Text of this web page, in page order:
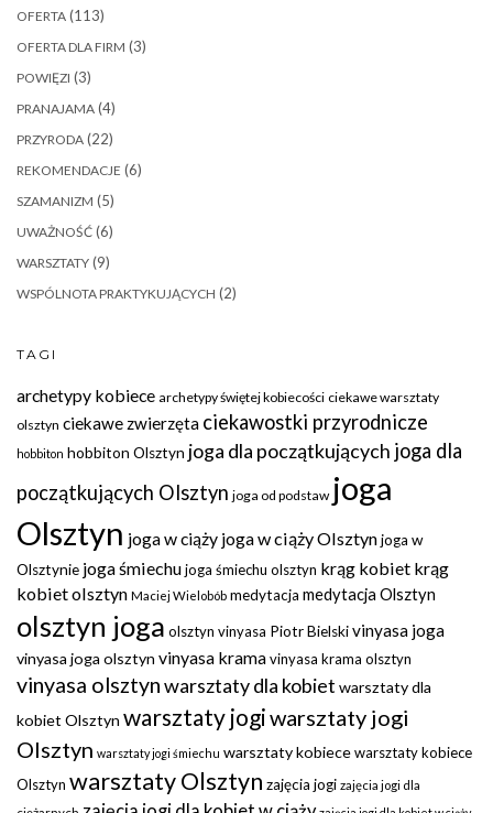
OFERTA (113)
OFERTA DLA FIRM (3)
POWIĘZI (3)
PRANAJAMA (4)
PRZYRODA (22)
REKOMENDACJE (6)
SZAMANIZM (5)
UWAŻNOŚĆ (6)
WARSZTATY (9)
WSPÓLNOTA PRAKTYKUJĄCYCH (2)
TAGI
archetypy kobiece archetypy świętej kobiecości ciekawe warsztaty
olsztyn ciekawe zwierzęta ciekawostki przyrodnicze
hobbiton hobbiton Olsztyn joga dla początkujących joga dla
początkujących Olsztyn joga od podstaw joga
Olsztyn joga w ciąży joga w ciąży Olsztynjoga w
Olsztynie joga śmiechujoga śmiechu olsztyn krąg kobiet krąg
kobiet olsztyn Maciej Wielobób medytacja medytacja Olsztyn
olsztyn joga olsztyn vinyasa Piotr Bielskivinyasa joga
vinyasa joga olsztyn vinyasa kramavinyasa krama olsztyn
vinyasa olsztynwarsztaty dla kobiet warsztaty dla
kobiet Olsztyn warsztaty jogiwarsztaty jogi
Olsztyn warsztaty jogi śmiechu warsztaty kobiecewarsztaty kobiece
Olsztyn warsztaty Olsztyn zajęcia jogi zajęcia jogi dla